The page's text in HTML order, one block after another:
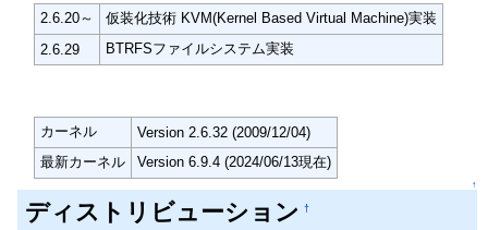
2.6.20～
仮装化技術 KVM(Kernel Based Virtual Machine)実装
2.6.29
BTRFSファイルシステム実装
カーネル
Version 2.6.32 (2009/12/04)
最新カーネル
Version 6.9.4 (2024/06/13現在)
↑
ディストリビューション †